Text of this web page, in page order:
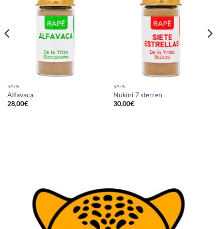
RAPÉ
Alfavaca
28,00€
RAPÉ
Nukini 7 sterren
30,00€